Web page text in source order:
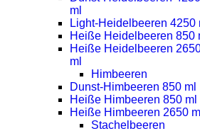
ml
Light-Heidelbeeren 4250
Heiße Heidelbeeren 850
Heiße Heidelbeeren
ml
Himbeeren
Dunst-Himbeeren 850 ml
Heiße Himbeeren 850 ml
Heiße Himbeeren 2650 ml
Stachelbeeren